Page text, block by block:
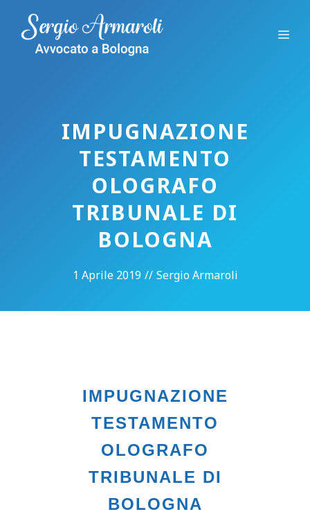
contenuto
IMPUGNAZIONE
TESTAMENTO
OLOGRAFO
TRIBUNALE DI
BOLOGNA
1 Aprile 2019 // Sergio Armaroli
IMPUGNAZIONE
TESTAMENTO
OLOGRAFO
TRIBUNALE DI
BOLOGNA